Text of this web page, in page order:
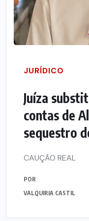
JURÍDICO
Juíza
contas de
sequestro
CAUÇÃO REAL
POR
VALQUIRIA CASTIL